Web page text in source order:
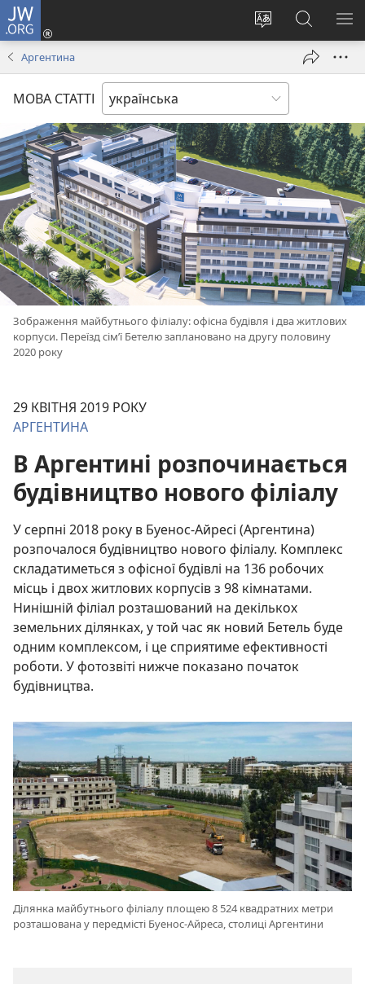
JW.ORG
Змінити
Увійти
(відкривається
вікні)
Пошук
на
сайті
Аргентина
МОВА СТАТТІ
Зображення майбутнього філіалу: офісна будівля і два житлових
корпуси. Переїзд сім’ї Бетелю заплановано на другу половину
2020 року
29 КВІТНЯ 2019 РОКУ
АРГЕНТИНА
В Аргентині розпочинається
будівництво нового філіалу
У серпні 2018 року в Буенос-Айресі (Аргентина)
розпочалося будівництво нового філіалу. Комплекс
складатиметься з офісної будівлі на 136 робочих
місць і двох житлових корпусів з 98 кімнатами.
Нинішній філіал розташований на декількох
земельних ділянках, у той час як новий Бетель буде
одним комплексом, і це сприятиме ефективності
роботи. У фотозвіті нижче показано початок
будівництва.
Ділянка майбутнього філіалу площею 8 524 квадратних метри
розташована у передмісті Буенос-Айреса, столиці Аргентини